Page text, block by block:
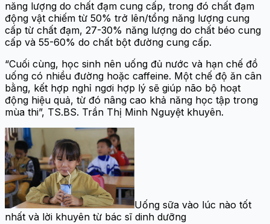
năng lượng do chất đạm cung cấp, trong đó chất đạm
động vật chiếm từ 50% trở lên/tổng năng lượng cung
cấp từ chất đạm, 27-30% năng lượng do chất béo cung
cấp và 55-60% do chất bột đường cung cấp.
“Cuối cùng, học sinh nên uống đủ nước và hạn chế đồ
uống có nhiều đường hoặc caffeine. Một chế độ ăn cân
bằng, kết hợp nghỉ ngơi hợp lý sẽ giúp não bộ hoạt
động hiệu quả, từ đó nâng cao khả năng học tập trong
mùa thi”, TS.BS. Trần Thị Minh Nguyệt khuyên.
Uống sữa vào lúc nào tốt
nhất và lời khuyên từ bác sĩ dinh dưỡng